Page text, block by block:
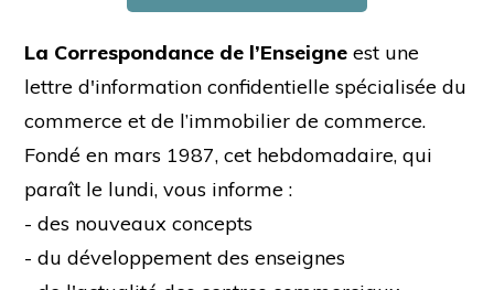
La Correspondance de l’Enseigne est une
lettre d'information confidentielle spécialisée du
commerce et de l’immobilier de commerce.
Fondé en mars 1987, cet hebdomadaire, qui
paraît le lundi, vous informe :
- des nouveaux concepts
- du développement des enseignes